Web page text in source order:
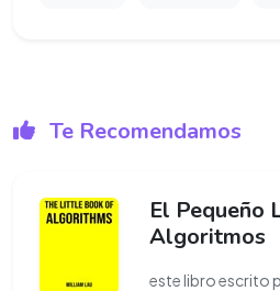
Te Recomendamos
El Pequeño
Algoritmos
este libro escrito